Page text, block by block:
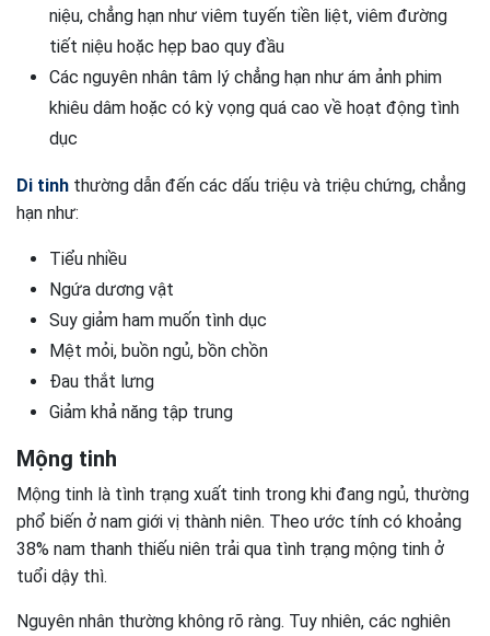
niệu, chẳng hạn như viêm tuyến tiền liệt, viêm đường
tiết niệu hoặc hẹp bao quy đầu
Các nguyên nhân tâm lý chẳng hạn như ám ảnh phim
khiêu dâm hoặc có kỳ vọng quá cao về hoạt động tình
dục
Di tinh thường dẫn đến các dấu triệu và triệu chứng, chẳng
hạn như:
Tiểu nhiều
Ngứa dương vật
Suy giảm ham muốn tình dục
Mệt mỏi, buồn ngủ, bồn chồn
Đau thắt lưng
Giảm khả năng tập trung
Mộng tinh
Mộng tinh là tình trạng xuất tinh trong khi đang ngủ, thường
phổ biến ở nam giới vị thành niên. Theo ước tính có khoảng
38% nam thanh thiếu niên trải qua tình trạng mộng tinh ở
tuổi dậy thì.
Nguyên nhân thường không rõ ràng. Tuy nhiên, các nghiên